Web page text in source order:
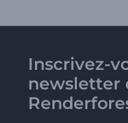
Inscrivez-
newsletter